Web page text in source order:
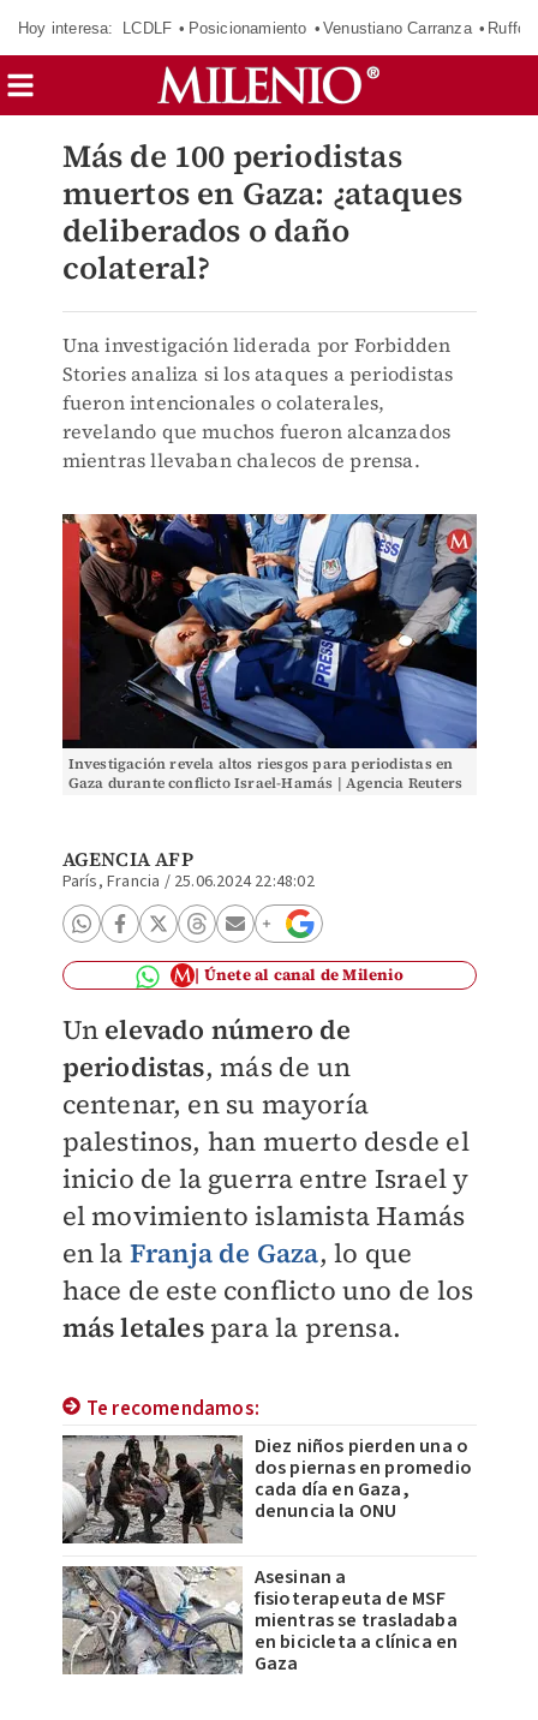
Hoy interesa: LCDLF Posicionamiento Venustiano Carranza Ruffo
Más de 100 periodistas
muertos en Gaza: ¿ataques
deliberados o daño
colateral?
Una investigación liderada por Forbidden
Stories analiza si los ataques a periodistas
fueron intencionales o colaterales,
revelando que muchos fueron alcanzados
mientras llevaban chalecos de prensa.
Investigación revela altos riesgos para periodistas en
Gaza durante conflicto Israel-Hamás | Agencia Reuters
AGENCIA AFP
París, Francia / 25.06.2024 22:48:02
Únete al canal de Milenio
Un elevado número de
periodistas, más de un
centenar, en su mayoría
palestinos, han muerto desde el
inicio de la guerra entre Israel y
el movimiento islamista Hamás
en la Franja de Gaza, lo que
hace de este conflicto uno de los
más letalespara la prensa.
Te recomendamos:
Diez niños pierden una o
dos piernas en promedio
cada día en Gaza,
denuncia la ONU
Asesinan a
fisioterapeuta de MSF
mientras se trasladaba
en bicicleta a clínica en
Gaza